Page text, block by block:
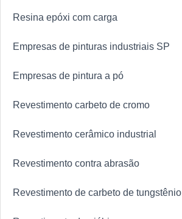
Resina epóxi com carga
Empresas de pinturas industriais SP
Empresas de pintura a pó
Revestimento carbeto de cromo
Revestimento cerâmico industrial
Revestimento contra abrasão
Revestimento de carbeto de tungstênio